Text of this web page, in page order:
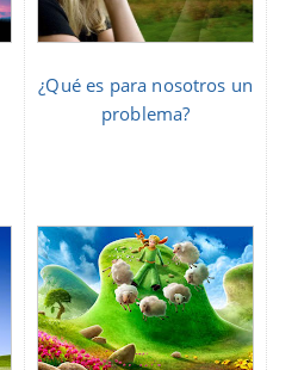
¿Qué es para nosotros un
problema?